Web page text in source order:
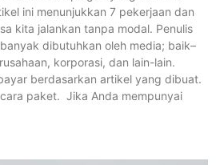
ini menunjukkan 7 pekerjaan dan
kita jalankan tanpa modal. Penulis
dibutuhkan oleh media; baik–
korporasi, dan lain-lain.
berdasarkan artikel yang dibuat.
paket. Jika Anda mempunyai